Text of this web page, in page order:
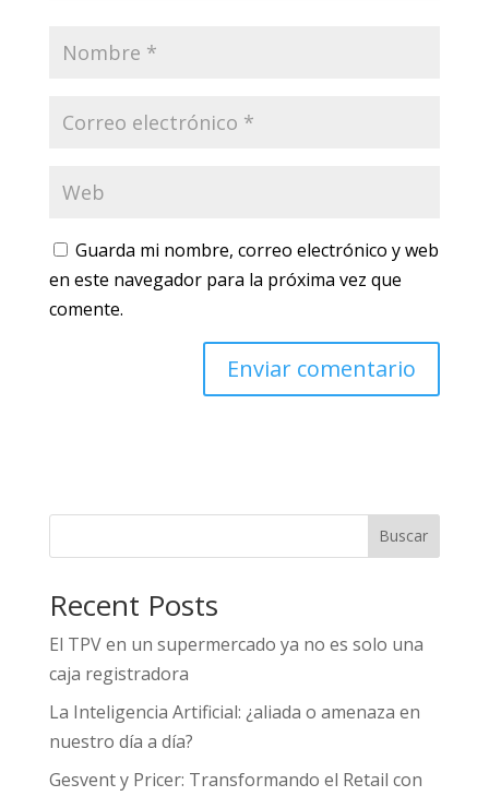
Guarda mi nombre, correo electrónico y web
en este navegador para la próxima vez que
comente.
Buscar
Recent Posts
El TPV en un supermercado ya no es solo una
caja registradora
La Inteligencia Artificial: ¿aliada o amenaza en
nuestro día a día?
Gesvent y Pricer: Transformando el Retail con